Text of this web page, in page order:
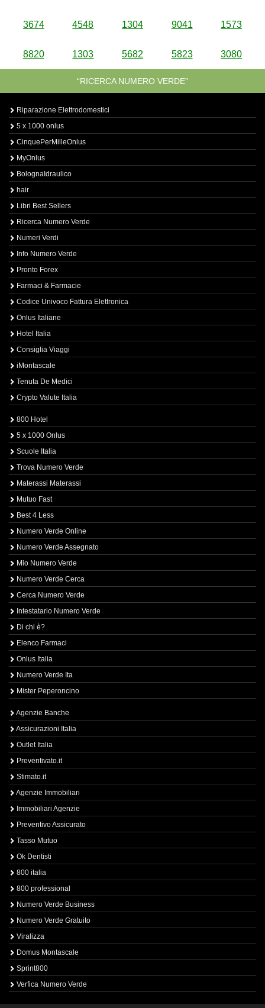
3674 4548 1304 9041 1573
8820 1303 5682 5823 3080
“RICERCA NUMERO VERDE”
Riparazione Elettrodomestici
5 x 1000 onlus
CinquePerMilleOnlus
MyOnlus
BolognaIdraulico
hair
Libri Best Sellers
Ricerca Numero Verde
Numeri Verdi
Info Numero Verde
Pronto Forex
Farmaci & Farmacie
Codice Univoco Fattura Elettronica
Onlus Italiane
Hotel Italia
Consiglia Viaggi
iMontascale
Tenuta De Medici
Crypto Valute Italia
800 Hotel
5 x 1000 Onlus
Scuole Italia
Trova Numero Verde
Materassi Materassi
Mutuo Fast
Best 4 Less
Numero Verde Online
Numero Verde Assegnato
Mio Numero Verde
Numero Verde Cerca
Cerca Numero Verde
Intestatario Numero Verde
Di chi è?
Elenco Farmaci
Onlus Italia
Numero Verde Ita
Mister Peperoncino
Agenzie Banche
Assicurazioni Italia
Outlet Italia
Preventivato.it
Stimato.it
Agenzie Immobiliari
Immobiliari Agenzie
Preventivo Assicurato
Tasso Mutuo
Ok Dentisti
800 italia
800 professional
Numero Verde Business
Numero Verde Gratuito
Viralizza
Domus Montascale
Sprint800
Verfica Numero Verde